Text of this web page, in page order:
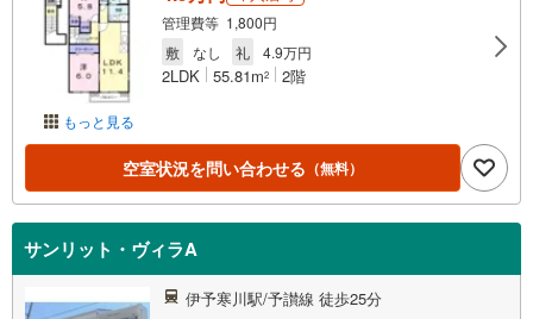
もっと見る
管理費等 1,800円
敷
なし 礼 4.9万円
2LDK 55.81m2 2階
空室状況を問い合わせる （無料）
サンリット・ヴィラA
伊予寒川駅/予讃線 徒歩25分